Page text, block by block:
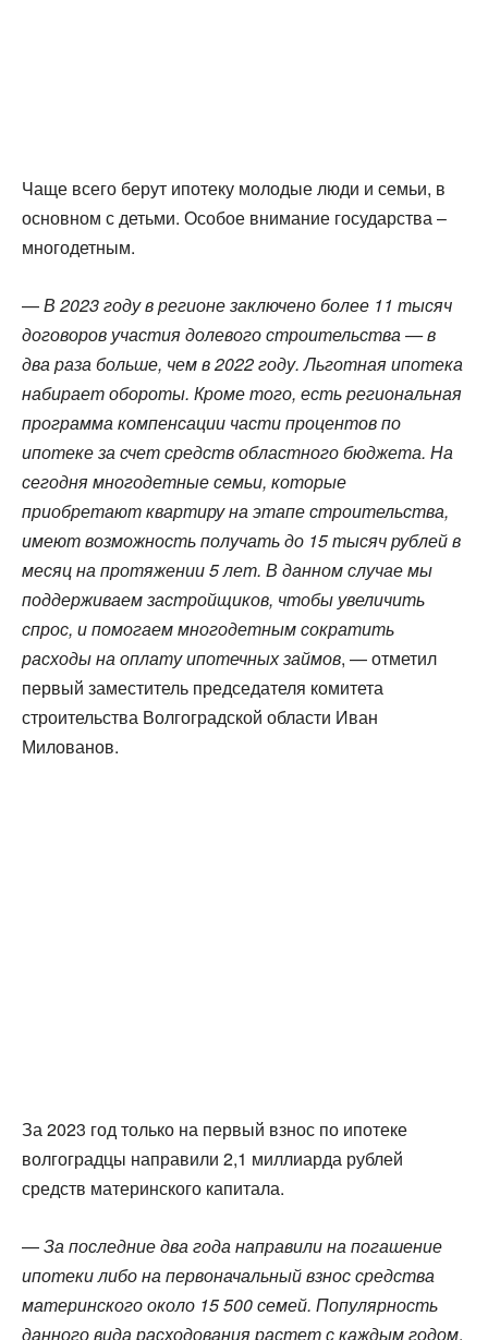
Чаще всего берут ипотеку молодые люди и семьи, в
основном с детьми. Особое внимание государства –
многодетным.
—В 2023 году в регионе заключено более 11 тысяч
договоров участия долевого строительства — в
два раза больше, чем в 2022 году. Льготная ипотека
набирает обороты. Кроме того, есть региональная
программа компенсации части процентов по
ипотеке за счет средств областного бюджета. На
сегодня многодетные семьи, которые
приобретают квартиру на этапе строительства,
имеют возможность получать до 15 тысяч рублей в
месяц на протяжении 5 лет. В данном случае мы
поддерживаем застройщиков, чтобы увеличить
спрос, и помогаем многодетным сократить
расходы на оплату ипотечных займов, — отметил
первый заместитель председателя комитета
строительства Волгоградской области Иван
Милованов.
За 2023 год только на первый взнос по ипотеке
волгоградцы направили 2,1 миллиарда рублей
средств материнского капитала.
—За последние два года направили на погашение
ипотеки либо на первоначальный взнос средства
материнского около 15 500 семей. Популярность
данного вида расходования растет с каждым годом,